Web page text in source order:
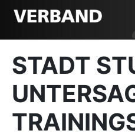
STADT